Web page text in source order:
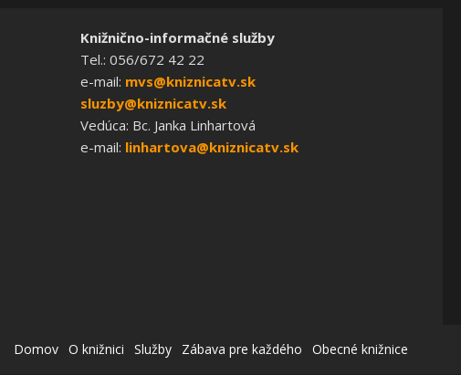
Knižnično-informačné služby
Tel.: 056/672 42 22
e-mail: mvs@kniznicatv.sk
sluzby@kniznicatv.sk
Vedúca: Bc. Janka Linhartová
e-mail: linhartova@kniznicatv.sk
Domov O knižnici Služby Zábava pre každého Obecné knižnice